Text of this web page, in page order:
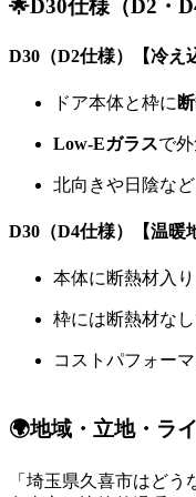
🌟D30仕様（D2・
D30（D2仕様）【冷え
ドア本体と枠に
Low-Eガラスで
北向きや日陰など
D30（D4仕様）【温暖
本体に断熱材入
枠には断熱材なし
コストパフォー
🌍地域・立地・ラ
「埼玉県久喜市はどう